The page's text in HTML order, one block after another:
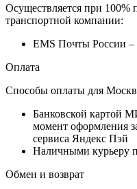
Осуществляется при 100%
транспортной компании:
EMS Почты России –
Оплата
Способы оплаты для
Банковской картой
момент оформления
сервиса Яндекс Пэй
Наличными курьеру
Обмен и возврат